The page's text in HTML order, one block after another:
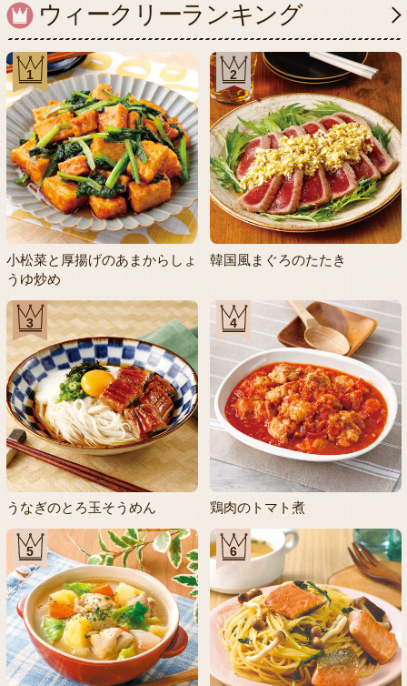
ウィークリーランキング
1
小松菜と厚揚げのあまからしょ
うゆ炒め
2
韓国風まぐろのたたき
3
うなぎのとろ玉そうめん
4
鶏肉のトマト煮
5 6